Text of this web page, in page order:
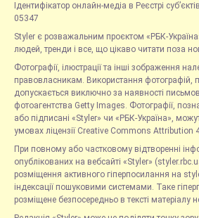
Ідентифікатор онлайн-медіа в Реєстрі
05347
Styler є розважальним проєктом «РБК-
людей, тренди і все, що цікаво читати поза
Фотографії, ілюстрації та інші зображення
правовласникам. Використання фотографій,
допускається виключно за наявності
фотоагентства Getty Images. Фотографії,
або підписані «Styler» чи «РБК-Україна»,
умовах ліцензії Creative Commons Attribution
При повному або частковому відтворенні
опублікованих на вебсайті «Styler»
розміщення активного гіперпосилання на
індексації пошуковими системами. Таке
розміщене безпосередньо в тексті матеріалу